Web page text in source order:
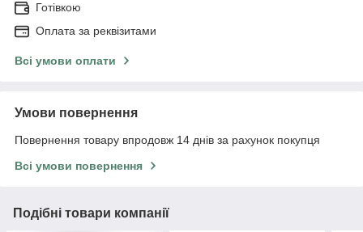
Готівкою
Оплата за реквізитами
Всі умови оплати
Умови повернення
Повернення товару впродовж 14 днів за рахунок покупця
Всі умови повернення
Подібні товари компанії